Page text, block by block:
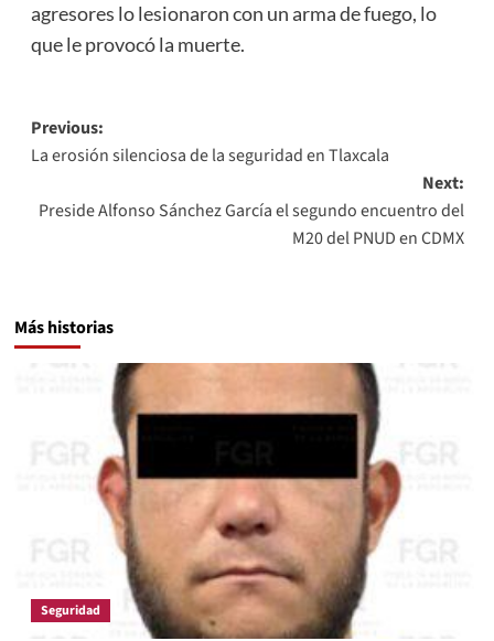
agresores lo lesionaron con un arma de fuego, lo
que le provocó la muerte.
Post
navigation
Previous:
La erosión silenciosa de la seguridad en Tlaxcala
Next:
Preside Alfonso Sánchez García el segundo encuentro del
M20 del PNUD en CDMX
Más historias
Seguridad